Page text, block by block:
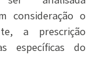
consideração o
a prescrição
específicas do